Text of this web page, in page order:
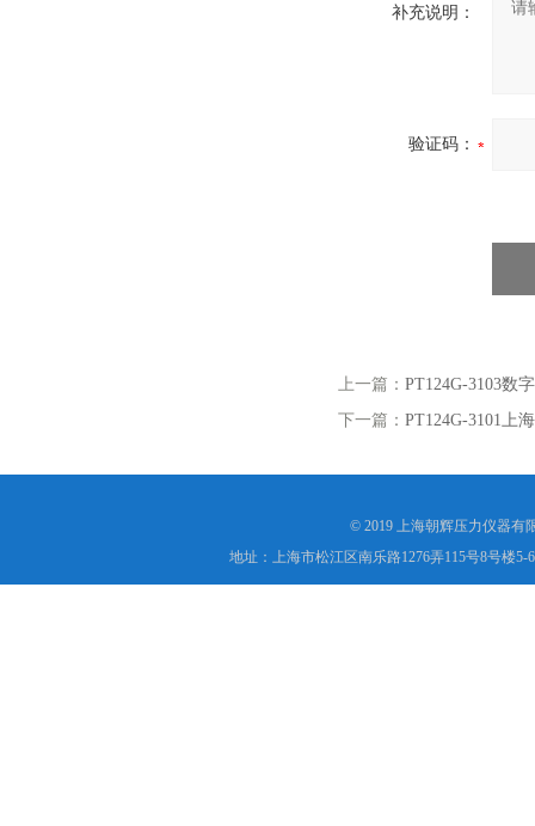
补充说明：
验证码：
上一篇： PT124G-3103数
下一篇： PT124G-3101上
© 2019 上海朝辉压力仪器有
地址：上海市松江区南乐路1276弄115号8号楼5-